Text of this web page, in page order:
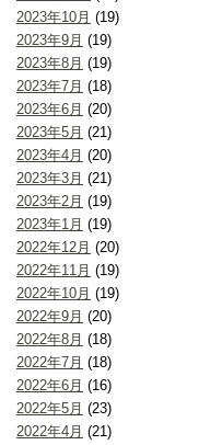
2023年10月 (19)
2023年9月 (19)
2023年8月 (19)
2023年7月 (18)
2023年6月 (20)
2023年5月 (21)
2023年4月 (20)
2023年3月 (21)
2023年2月 (19)
2023年1月 (19)
2022年12月 (20)
2022年11月 (19)
2022年10月 (19)
2022年9月 (20)
2022年8月 (18)
2022年7月 (18)
2022年6月 (16)
2022年5月 (23)
2022年4月 (21)